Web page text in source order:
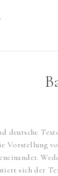
deutsche
Vorstellung
sich der